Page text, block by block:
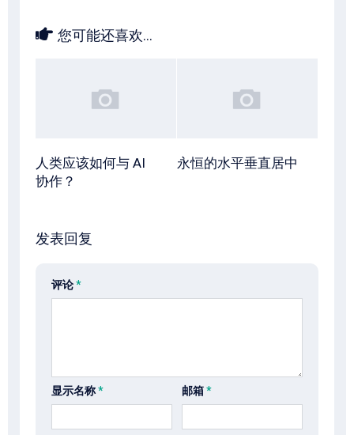
您可能还喜欢...
人类应该如何与 AI
协作？
永恒的水平垂直居中
发表回复
评论*
显示名称* 邮箱*